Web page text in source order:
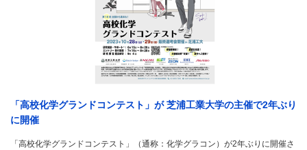
「高校化学グランドコンテスト」が 芝浦工業大学の主催で2年ぶり
に開催
「高校化学グランドコンテスト」（通称：化学グラコン）が2年ぶりに開催さ